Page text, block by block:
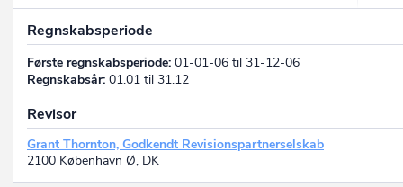
Regnskabsperiode
Første regnskabsperiode: 01-01-06 til 31-12-06
Regnskabsår: 01.01 til 31.12
Revisor
Grant Thornton, Godkendt Revisionspartnerselskab
2100 København Ø, DK